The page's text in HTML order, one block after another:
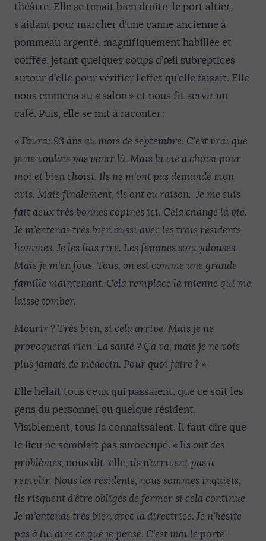
théâtre. Elle se tenait bien droite, le port altier,
s’aidant pour marcher d’une canne ancienne à
pommeau argenté, magnifiquement habillée et
coiffée, jetant quelques coups d’œil subreptices
autour d’elle pour vérifier l’effet qu’elle faisait. Elle
nous emmena au « salon » et nous fit servir un
café. Puis, elle se mit à raconter :
«J’aurai 93 ans au mois de septembre. C’est vrai que
je ne voulais pas venir là. Mais la vie a choisi pour
moi et bien choisi. Ils ne m’ont pas demandé mon
avis. Mais finalement, ils ont eu raison. Je me suis
fait deux très bonnes copines ici. Cela change la vie.
Je m’entends très bien aussi avec les trois résidents
hommes. Je les fais rire. Les femmes sont jalouses.
Mais je m’en fous. Tous, on est comme une grande
famille maintenant. Cela remplace la mienne qui me
laisse tomber.
Mourir ? Très bien, si cela arrive. Mais je ne
provoquerai rien. La santé ? Ça va, mais je ne vois
plus jamais de médecin. Pour quoi faire ? »
Elle hélait tous ceux qui passaient, que ce soit les
gens du personnel ou quelque résident.
Visiblement, tous la connaissaient. Il faut dire que
le lieu ne semblait pas suroccupé. « Ils ont des
problèmes, nous dit-elle, ils n’arrivent pas à
remplir. Nous les résidents, nous sommes inquiets,
ils risquent d’être obligés de fermer si cela continue.
Je m’entends très bien avec la directrice. Je n’hésite
pas à lui dire ce que je pense. C’est moi le porte-